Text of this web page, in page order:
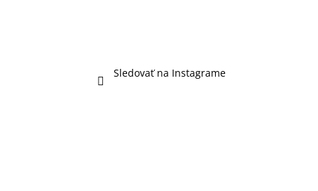
Sledovať na Instagrame